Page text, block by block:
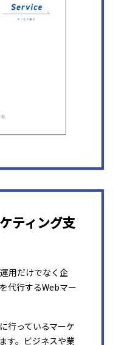
ティング支
用だけでなく企
代行するWebマー
行っているマーケ
す。ビジネスや業